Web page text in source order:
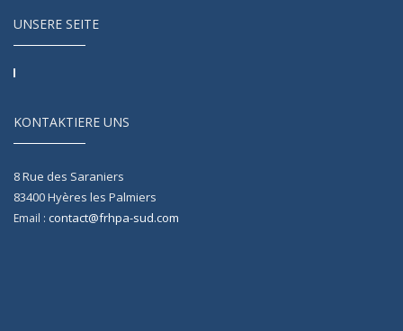
UNSERE SEITE
KONTAKTIERE UNS
8 Rue des Saraniers
83400Hyères les Palmiers
Email : contact@frhpa-sud.com